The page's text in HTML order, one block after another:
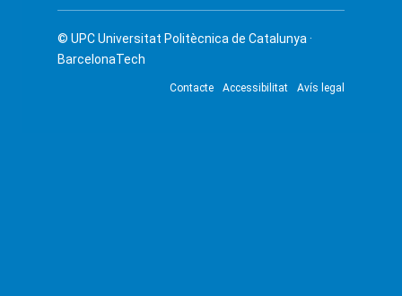
© UPCUniversitat Politècnica de Catalunya ·
BarcelonaTech
Contacte Accessibilitat Avís legal